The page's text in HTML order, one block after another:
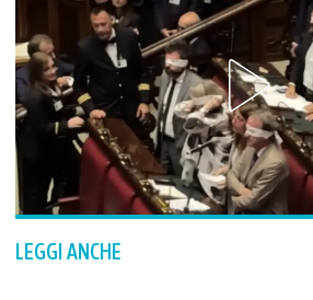
LEGGI ANCHE